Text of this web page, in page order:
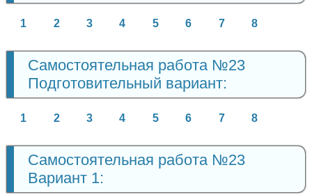
1 2 3 4 5 6 7 8
Самостоятельная работа №23
Подготовительный вариант:
1 2 3 4 5 6 7 8
Самостоятельная работа №23
Вариант 1: